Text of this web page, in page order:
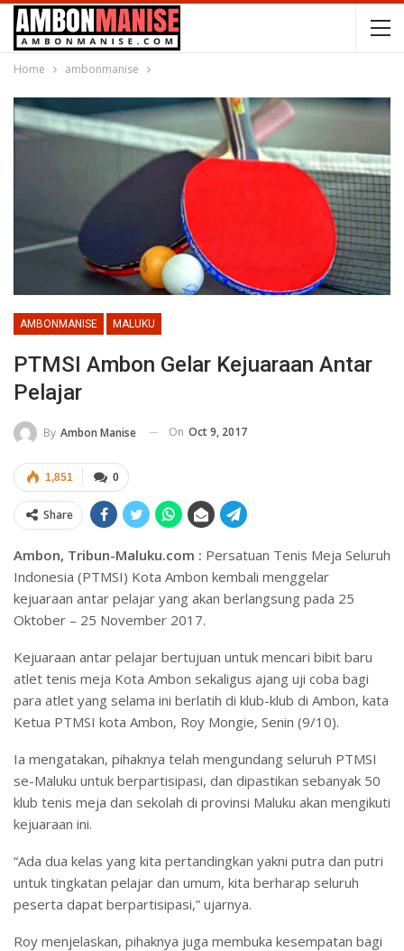
Home ambonmanise
AMBONMANISE MALUKU
PTMSI Ambon Gelar Kejuaraan Antar
Pelajar
By Ambon Manise On Oct 9, 2017
0
1,851
Share
Ambon, Tribun-Maluku.com : Persatuan Tenis Meja Seluruh
Indonesia (PTMSI) Kota Ambon kembali menggelar
kejuaraan antar pelajar yang akan berlangsung pada 25
Oktober – 25 November 2017.
Kejuaraan antar pelajar bertujuan untuk mencari bibit baru
atlet tenis meja Kota Ambon sekaligus ajang uji coba bagi
para atlet yang selama ini berlatih di klub-klub di Ambon, kata
Ketua PTMSI kota Ambon, Roy Mongie, Senin (9/10).
Ia mengatakan, pihaknya telah mengundang seluruh PTMSI
se-Maluku untuk berpartisipasi, dan dipastikan sebanyak 50
klub tenis meja dan sekolah di provinsi Maluku akan mengikuti
kejuaraan ini.
“Ada dua kelas yang kita pertandingkan yakni putra dan putri
untuk tingkatan pelajar dan umum, kita berharap seluruh
peserta dapat berpartisipasi,” ujarnya.
Roy menjelaskan, pihaknya juga membuka kesempatan bagi